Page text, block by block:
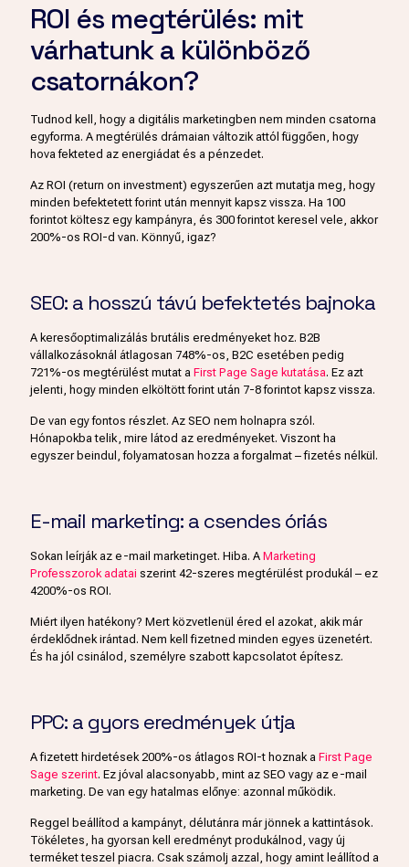
ROI és megtérülés: mit
várhatunk a különböző
csatornákon?
Tudnod kell, hogy a digitális marketingben nem minden csatorna
egyforma. A megtérülés drámaian változik attól függően, hogy
hova fekteted az energiádat és a pénzedet.
Az ROI (return on investment) egyszerűen azt mutatja meg, hogy
minden befektetett forint után mennyit kapsz vissza. Ha 100
forintot költesz egy kampányra, és 300 forintot keresel vele, akkor
200%-os ROI-d van. Könnyű, igaz?
SEO: a hosszú távú befektetés bajnoka
A keresőoptimalizálás brutális eredményeket hoz. B2B
vállalkozásoknál átlagosan 748%-os, B2C esetében pedig
721%-os megtérülést mutat a First Page Sage kutatása. Ez azt
jelenti, hogy minden elköltött forint után 7-8 forintot kapsz vissza.
De van egy fontos részlet. Az SEO nem holnapra szól.
Hónapokba telik, mire látod az eredményeket. Viszont ha
egyszer beindul, folyamatosan hozza a forgalmat – fizetés nélkül.
E-mail marketing: a csendes óriás
Sokan leírják az e-mail marketinget. Hiba. A Marketing
Professzorok adatai szerint 42-szeres megtérülést produkál – ez
4200%-os ROI.
Miért ilyen hatékony? Mert közvetlenül éred el azokat, akik már
érdeklődnek irántad. Nem kell fizetned minden egyes üzenetért.
És ha jól csinálod, személyre szabott kapcsolatot építesz.
PPC: a gyors eredmények útja
A fizetett hirdetések 200%-os átlagos ROI-t hoznak a First Page
Sage szerint. Ez jóval alacsonyabb, mint az SEO vagy az e-mail
marketing. De van egy hatalmas előnye: azonnal működik.
Reggel beállítod a kampányt, délutánra már jönnek a kattintások.
Tökéletes, ha gyorsan kell eredményt produkálnod, vagy új
terméket teszel piacra. Csak számolj azzal, hogy amint leállítod a